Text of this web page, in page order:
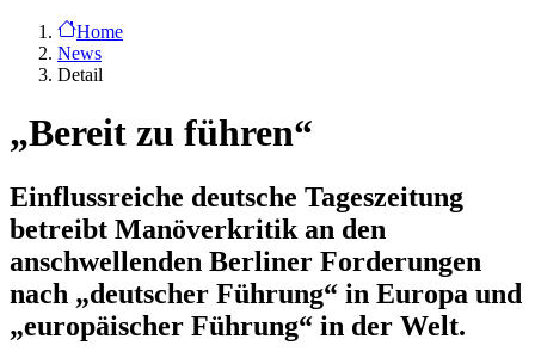
Home
News
Detail
„Bereit zu führen“
Einflussreiche deutsche Tageszeitung
betreibt Manöverkritik an den
anschwellenden Berliner Forderungen
nach „deutscher Führung“ in Europa und
„europäischer Führung“ in der Welt.